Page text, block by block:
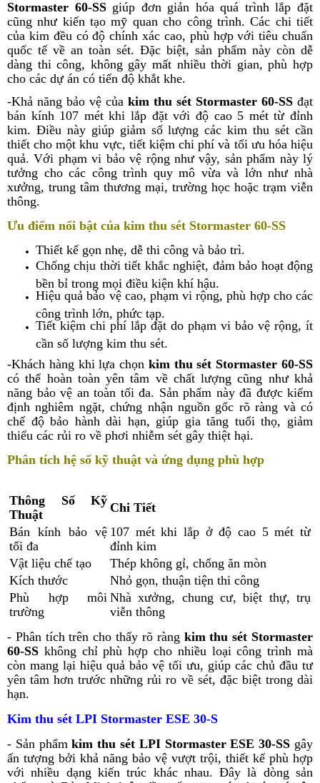
Stormaster 60-SSgiúp đơn giản hóa quá trình lắp đặt
cũng như kiến tạo mỹ quan cho công trình. Các chi tiết
của kim đều có độ chính xác cao, phù hợp với tiêu chuẩn
quốc tế về an toàn sét. Đặc biệt, sản phẩm này còn dễ
dàng thi công, không gây mất nhiều thời gian, phù hợp
cho các dự án có tiến độ khắt khe.
-Khả năng bảo vệ của kim thu sét Stormaster 60-SS đạt
bán kính 107 mét khi lắp đặt với độ cao 5 mét từ đỉnh
kim. Điều này giúp giảm số lượng các kim thu sét cần
thiết cho một khu vực, tiết kiệm chi phí và tối ưu hóa hiệu
quả. Với phạm vi bảo vệ rộng như vậy, sản phẩm này lý
tưởng cho các công trình quy mô vừa và lớn như nhà
xưởng, trung tâm thương mại, trường học hoặc trạm viễn
thông.
Ưu điểm nổi bật của kim thu sét Stormaster 60-SS
Thiết kế gọn nhẹ, dễ thi công và bảo trì.
Chống chịu thời tiết khắc nghiệt, đảm bảo hoạt động
bền bỉ trong mọi điều kiện khí hậu.
Hiệu quả bảo vệ cao, phạm vi rộng, phù hợp cho các
công trình lớn, phức tạp.
Tiết kiệm chi phí lắp đặt do phạm vi bảo vệ rộng, ít
cần số lượng kim thu sét.
-Khách hàng khi lựa chọn kim thu sét Stormaster 60-SS
có thể hoàn toàn yên tâm về chất lượng cũng như khả
năng bảo vệ an toàn tối đa. Sản phẩm này đã được kiểm
định nghiêm ngặt, chứng nhận nguồn gốc rõ ràng và có
chế độ bảo hành dài hạn, giúp gia tăng tuổi thọ, giảm
thiểu các rủi ro về phơi nhiễm sét gây thiệt hại.
Phân tích hệ số kỹ thuật và ứng dụng phù hợp
Thông Số Kỹ
Thuật
Chi Tiết
Bán kính bảo vệ
tối đa
107 mét khi lắp ở độ cao 5 mét từ
đỉnh kim
Vật liệu chế tạo
Thép không gỉ, chống ăn mòn
Kích thước
Nhỏ gọn, thuận tiện thi công
Phù hợp môi
trường
Nhà xưởng, chung cư, biệt thự, trụ
viễn thông
- Phân tích trên cho thấy rõ ràng kim thu sét Stormaster
60-SS không chỉ phù hợp cho nhiều loại công trình mà
còn mang lại hiệu quả bảo vệ tối ưu, giúp các chủ đầu tư
yên tâm hơn trước những rủi ro về sét, đặc biệt trong dài
hạn.
Kim thu sét LPI Stormaster ESE 30-S
- Sản phẩmkim thu sét LPI Stormaster ESE 30-SS gây
ấn tượng bởi khả năng bảo vệ vượt trội, thiết kế phù hợp
với nhiều dạng kiến trúc khác nhau. Đây là dòng sản